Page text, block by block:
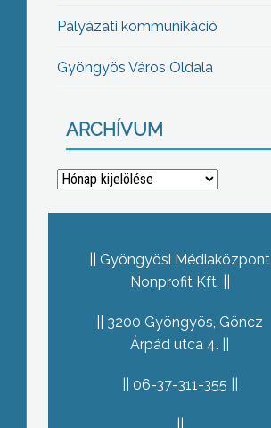
Pályázati kommunikáció
Gyöngyös Város Oldala
ARCHÍVUM
Archívum
Gyöngyösi Médiaközpont
Nonprofit Kft.
3200 Gyöngyös, Göncz
Árpád utca 4.
06-37-311-355